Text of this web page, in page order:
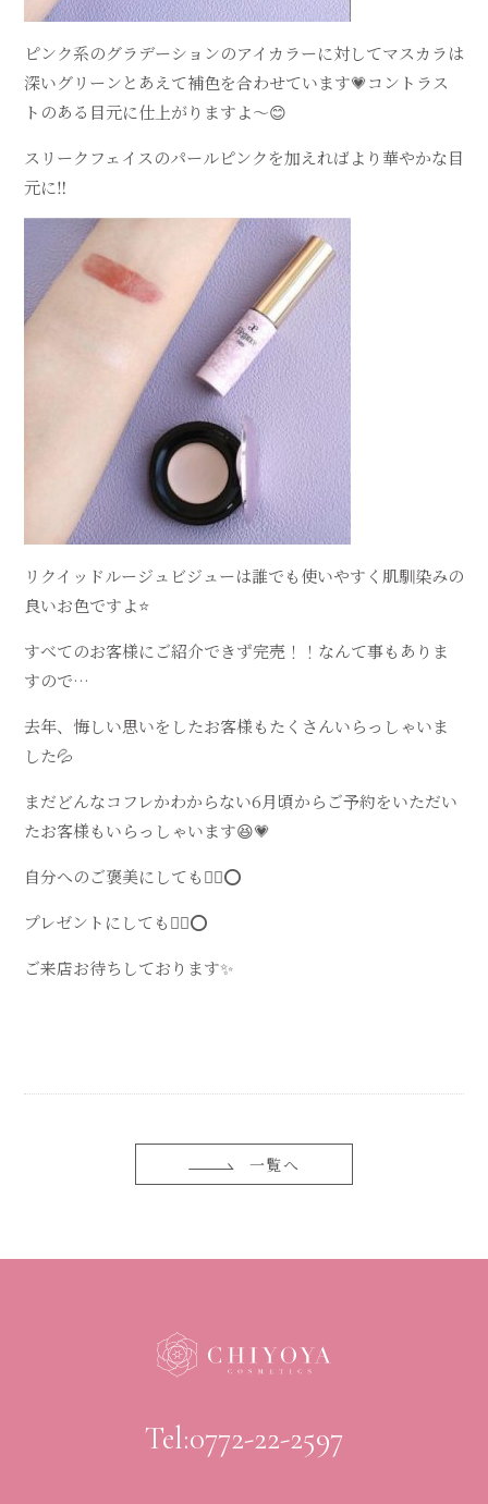
ピンク系のグラデーションのアイカラーに対してマスカラは
深いグリーンと あえて補色を合わせています💗コントラス
トのある目元に仕上がりますよ〜😊
スリークフェイスのパールピンクを加えればより華やかな目
元に‼️
リクイッドルージュビジューは誰でも使いやすく肌馴染みの
良いお色ですよ⭐️
すべてのお客様にご紹介できず完売！！ なんて事もありま
すので…
去年、悔しい思いをしたお客様もたくさんいらっしゃいま
した💦
まだどんなコフレかわからない6月頃から ご予約をいただい
たお客様もいらっしゃいます😆💗
自分へのご褒美にしても🙆‍♀️⭕️
プレゼントにしても🙆‍♀️⭕️
ご来店お待ちしております✨
一覧へ
Tel:0772-22-2597